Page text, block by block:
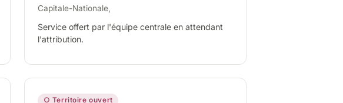
Capitale-Nationale,
Service offert par l'équipe centrale en attendant
l'attribution.
○ Territoire ouvert